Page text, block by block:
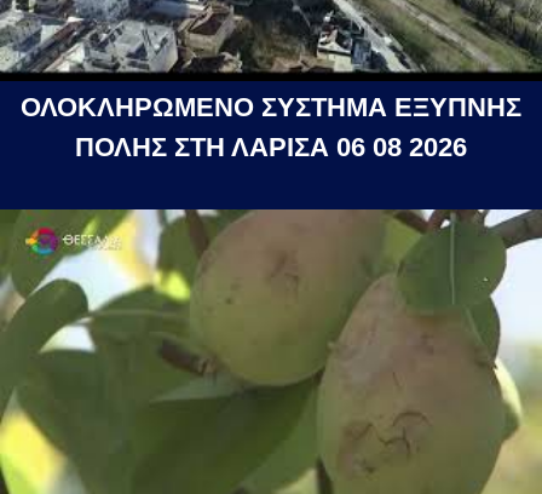
ΟΛΟΚΛΗΡΩΜΕΝΟ ΣΥΣΤΗΜΑ ΕΞΥΠΝΗΣ
ΠΟΛΗΣ ΣΤΗ ΛΑΡΙΣΑ 06 08 2026